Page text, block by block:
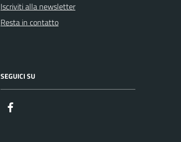
Iscriviti alla newsletter
Resta in contatto
SEGUICI SU